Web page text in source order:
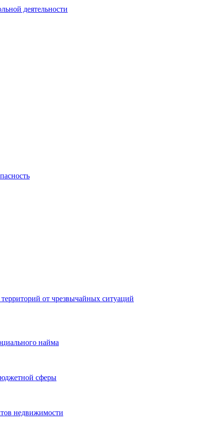
деятельности
от чрезвычайных ситуаций
найма
сферы
недвижимости